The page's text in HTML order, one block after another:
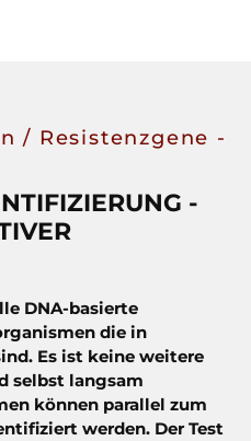
/ Resistenzgene -
-
DNA-basierte
die in
Es ist keine weitere
selbst langsam
können parallel zum
werden. Der Test